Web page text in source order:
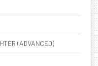
(ADVANCED)